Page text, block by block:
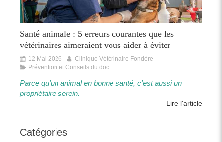
Santé animale : 5 erreurs courantes que les
vétérinaires aimeraient vous aider à éviter
12 Mai 2026
Clinique Vétérinaire Fondère
Prévention et Conseils du doc
Parce qu’un animal en bonne santé, c’est aussi un
propriétaire serein.​​
Lire l'article
Catégories